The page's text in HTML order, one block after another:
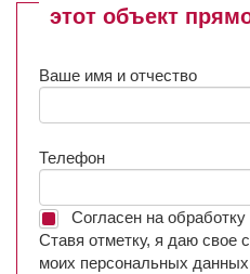
этот объект
Ваше имя и отчество
Телефон
Согласен на
Ставя отметку, я даю свое
моих персональных